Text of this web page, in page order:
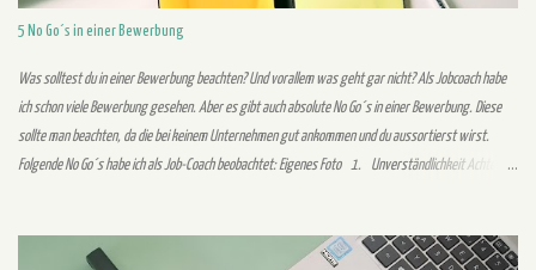
5 No Go´s in einer Bewerbung
Was solltest du in einer Bewerbung beachten? Und vorallem was geht gar nicht? Als Jobcoach habe
ich schon viele Bewerbung gesehen. Aber es gibt auch absolute No Go´s in einer Bewerbung. Diese
sollte man beachten, da die bei keinem Unternehmen gut ankommen und du aussortierst wirst.
Folgende No Go´s habe ich als Job-Coach beobachtet: Eigenes Foto 1. Unverständlichkeit Achte auf
verständlich und nachvollziehbar formuliert ist, damit er es beim ersten Mal lesen versteht. Auch